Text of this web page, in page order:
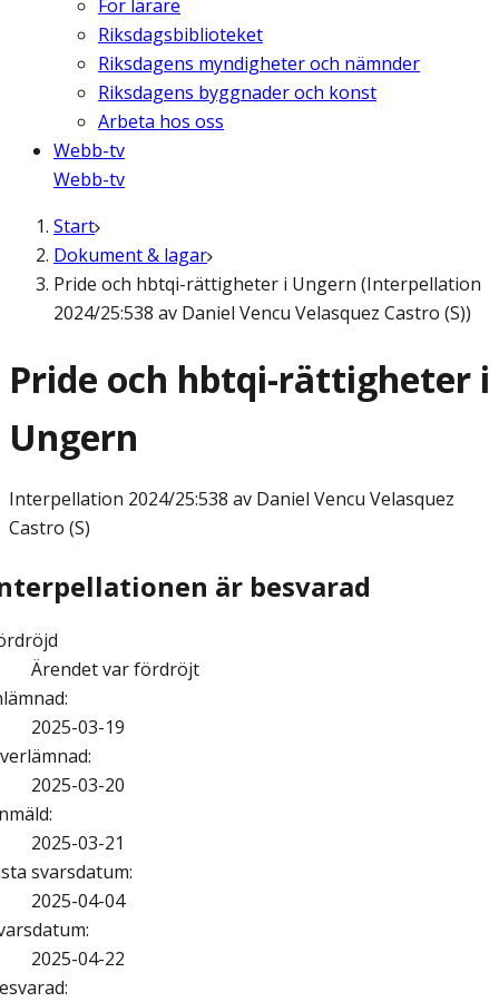
För lärare
Riksdagsbiblioteket
Riksdagens myndigheter och nämnder
Riksdagens byggnader och konst
Arbeta hos oss
Webb-tv
Webb-tv
Start
Dokument & lagar
Pride och hbtqi-rättigheter i Ungern (Interpellation
2024/25:538 av Daniel Vencu Velasquez Castro (S))
Pride och hbtqi-rättigheter i
Ungern
Interpellation 2024/25:538 av Daniel Vencu Velasquez
Castro (S)
är besvarad
Ärendet var fördröjt
:
2025-03-19
:
2025-03-20
:
2025-03-21
svarsdatum:
2025-04-04
:
2025-04-22
: